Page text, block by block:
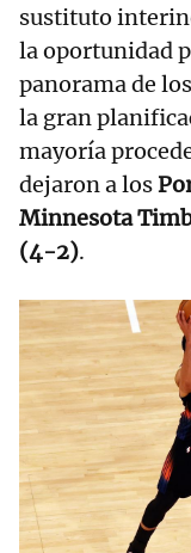
sustituto
la oportunidad
panorama de
la gran
mayoría
dejaron a los
Minnesota
(4-2).